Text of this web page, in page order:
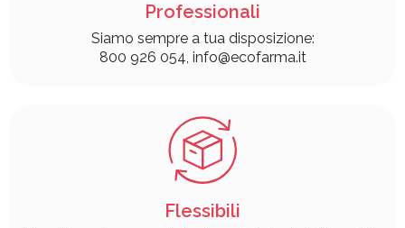
Professionali
Siamo sempre a tua disposizione:
800 926 054, info@ecofarma.it
Flessibili